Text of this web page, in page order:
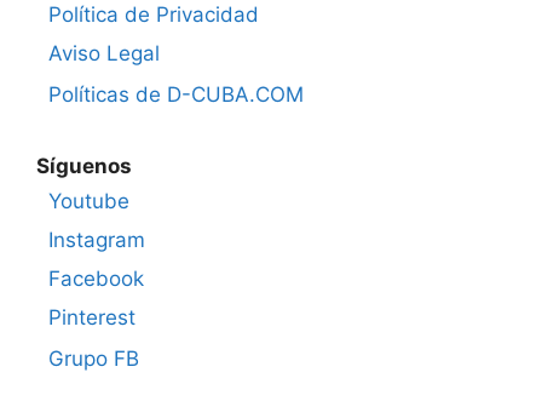
Política de Privacidad
Aviso Legal
Políticas de D-CUBA.COM
Síguenos
Youtube
Instagram
Facebook
Pinterest
Grupo FB